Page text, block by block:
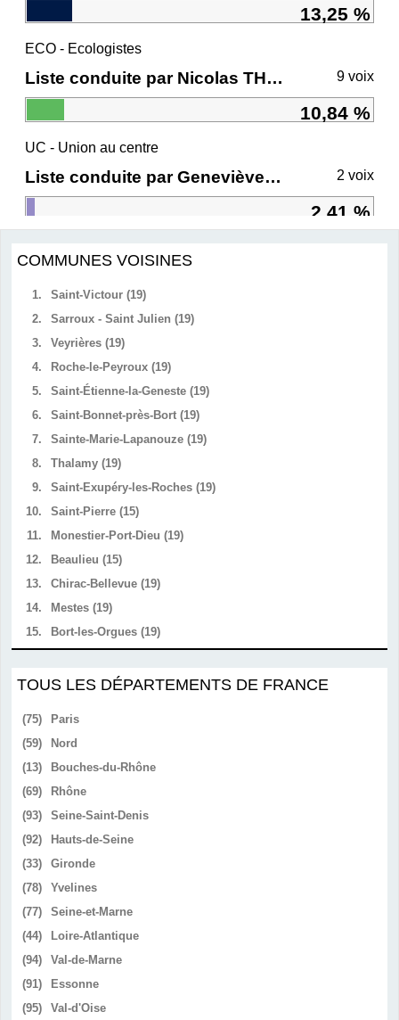
13,25 %
ECO - Ecologistes
Liste conduite par Nicolas THIERRY 9 voix
10,84 %
UC - Union au centre
Liste conduite par Geneviève DARRIEUSSECQ 2 voix
2,41 %
COMMUNES VOISINES
1.
Saint-Victour (19)
2.
Sarroux - Saint Julien (19)
3.
Veyrières (19)
4.
Roche-le-Peyroux (19)
5.
Saint-Étienne-la-Geneste (19)
6.
Saint-Bonnet-près-Bort (19)
7.
Sainte-Marie-Lapanouze (19)
8.
Thalamy (19)
9.
Saint-Exupéry-les-Roches (19)
10.
Saint-Pierre (15)
11.
Monestier-Port-Dieu (19)
12.
Beaulieu (15)
13.
Chirac-Bellevue (19)
14.
Mestes (19)
15.
Bort-les-Orgues (19)
TOUS LES DÉPARTEMENTS DE FRANCE
(75)
Paris
(59)
Nord
(13)
Bouches-du-Rhône
(69)
Rhône
(93)
Seine-Saint-Denis
(92)
Hauts-de-Seine
(33)
Gironde
(78)
Yvelines
(77)
Seine-et-Marne
(44)
Loire-Atlantique
(94)
Val-de-Marne
(91)
Essonne
(95)
Val-d'Oise